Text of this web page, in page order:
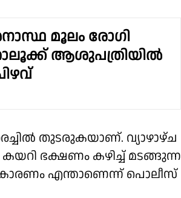
മൂലം രോഗി
ആശുപത്രിയിൽ
തുടരുകയാണ്. വ്യാഴാഴ്ച
ഭക്ഷണം കഴിച്ച് മടങ്ങുന്ന
കാരണം എന്താണെന്ന് പൊലീസ്